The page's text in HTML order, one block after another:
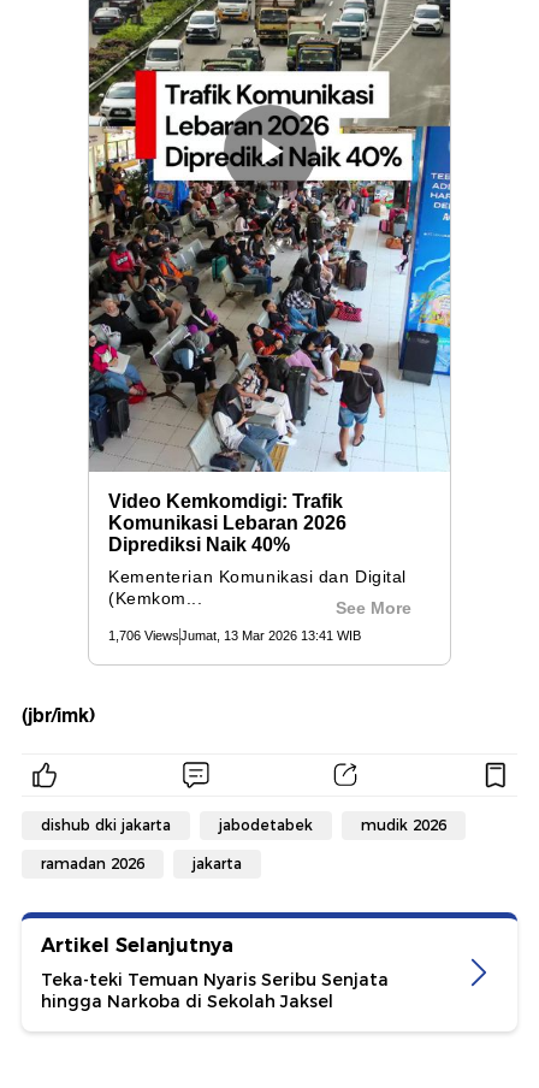
(jbr/imk)
dishub dki jakarta jabodetabek mudik 2026
ramadan 2026 jakarta
Artikel Selanjutnya
Teka-teki Temuan Nyaris Seribu Senjata
hingga Narkoba di Sekolah Jaksel